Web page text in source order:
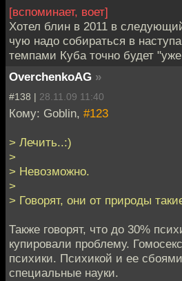
[вспоминает, воет]
Хотел блин в 2011 в
чую надо собираться в
темпами Куба точно будет
OverchenkoAG »
#138 | 28.11.09 11:40
Кому: Goblin, #123
> Лечить..:)
>
> Невозможно.
>
> Говорят, они от природы
Также говорят, что до 30%
купировали проблему.
психики. Психикой и ее
специальные науки.